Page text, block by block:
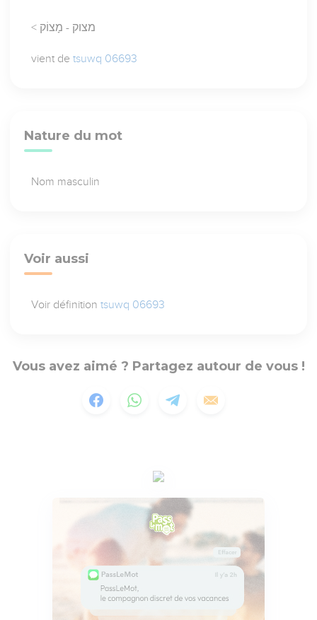
< מצוק - מָצוֹק
vient detsuwq 06693
Nature du mot
Nom masculin
Voir aussi
Voir définitiontsuwq 06693
Vous avez aimé ? Partagez autour de vous !